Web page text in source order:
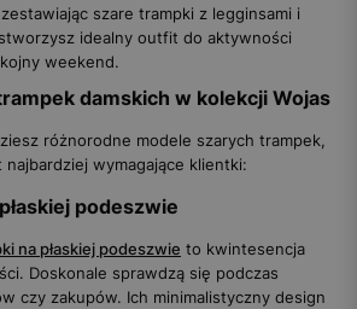
szare trampki z legginsami i
idealny outfit do aktywności
weekend.
damskich w kolekcji Wojas
różnorodne modele szarych trampek,
wymagające klientki:
podeszwie
na płaskiej podeszwie to kwintesencja
Doskonale sprawdzą się podczas
czy zakupów. Ich minimalistyczny design